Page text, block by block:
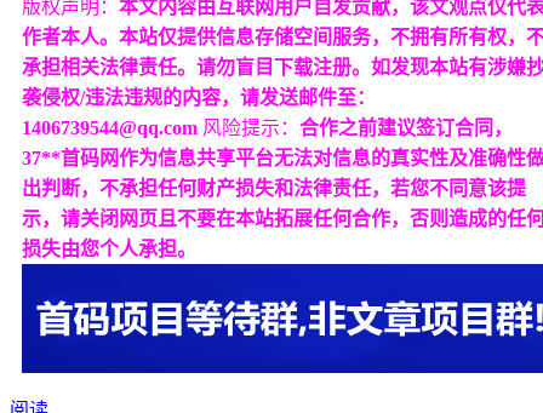
版权声明： 本文内容由互联网用户自发贡献，该文观点仅代
作者本人。本站仅提供信息存储空间服务，不拥有所有权，
承担相关法律责任。请勿盲目下载注册。如发现本站有涉嫌
袭侵权/违法违规的内容，请发送邮件至：
1406739544@qq.com 风险提示： 合作之前建议签订合同，
37**首码网作为信息共享平台无法对信息的真实性及准确性
出判断，不承担任何财产损失和法律责任，若您不同意该提
示，请关闭网页且不要在本站拓展任何合作，否则造成的任
损失由您个人承担。